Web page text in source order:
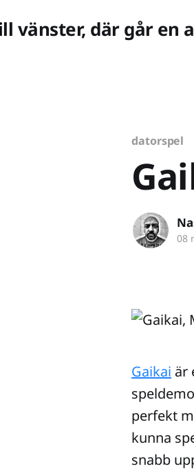
vänster, där går en
datorspel
08
Gaikai är
perfekt
kunna
snabb